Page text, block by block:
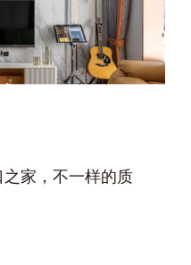
家，不一样的质